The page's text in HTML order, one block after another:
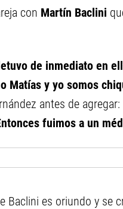
con Martín Baclini
de inmediato en
Matías y yo somos
antes de agregar:
fuimos a un
Baclini es oriundo y se